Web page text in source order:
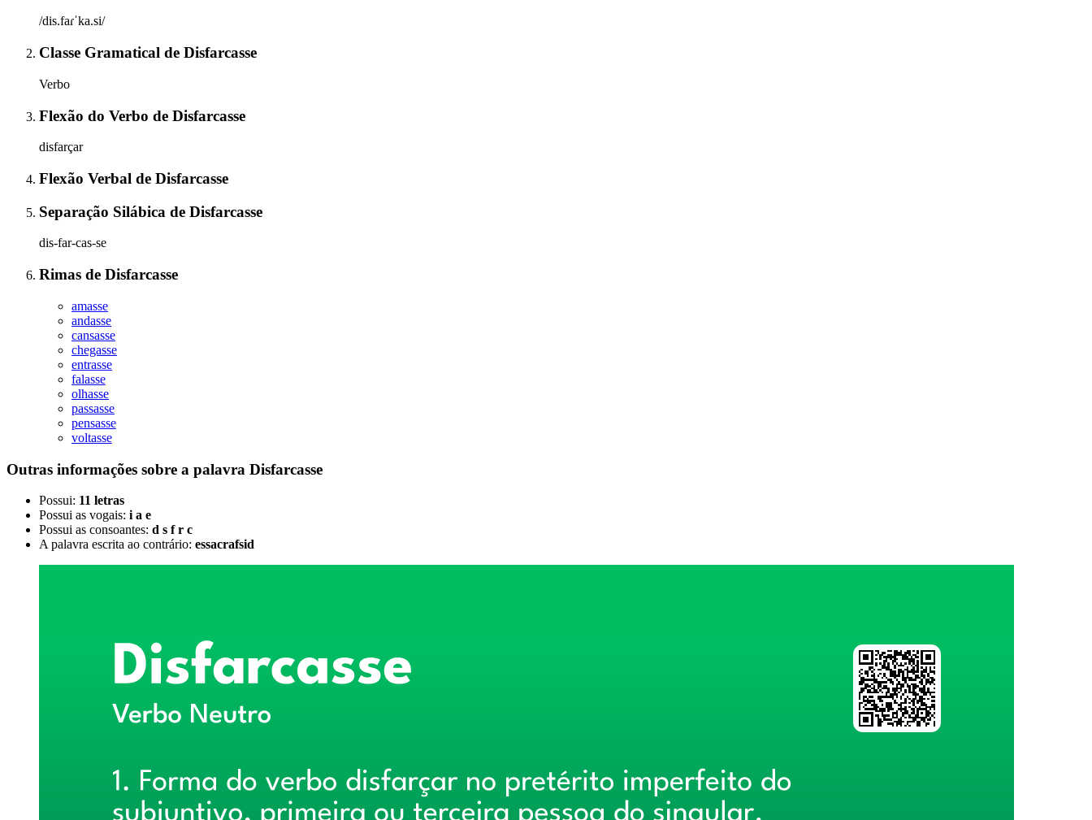
/dis.faɾˈka.si/
Classe Gramatical de Disfarcasse
Verbo
Flexão do Verbo de Disfarcasse
disfarçar
Flexão Verbal de Disfarcasse
Separação Silábica de Disfarcasse
dis-far-cas-se
Rimas de Disfarcasse
amasse
andasse
cansasse
chegasse
entrasse
falasse
olhasse
passasse
pensasse
voltasse
Outras informações sobre a palavra Disfarcasse
Possui: 11 letras
Possui as vogais: i a e
Possui as consoantes: d s f r c
A palavra escrita ao contrário: essacrafsid